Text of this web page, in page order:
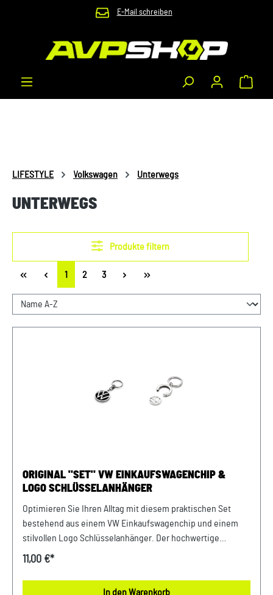
Zum Hauptinhalt springen E-Mail schreiben
LIFESTYLE Volkswagen Unterwegs
UNTERWEGS
Produkte filtern
Seite
1 Seite
2 Seite
3
ORIGINAL "SET" VW EINKAUFSWAGENCHIP &
LOGO SCHLÜSSELANHÄNGER
Optimieren Sie Ihren Alltag mit diesem praktischen Set
bestehend aus einem VW Einkaufswagenchip und einem
stilvollen Logo Schlüsselanhänger. Der hochwertige
Einkaufswagenchip ermöglicht Ihnen eine schnelle und
Schlüsselanhänger mit dem ikonischen VW Logo Ihrem
11,00 €*
In den Warenkorb